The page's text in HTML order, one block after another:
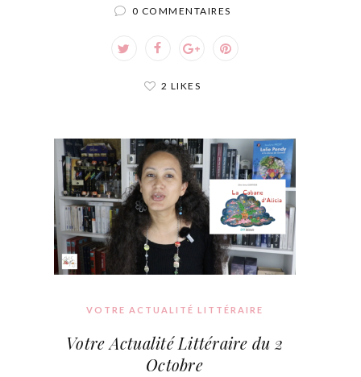
0 COMMENTAIRES
2 LIKES
VOTRE ACTUALITÉ LITTÉRAIRE
Votre Actualité Littéraire du 2
Octobre